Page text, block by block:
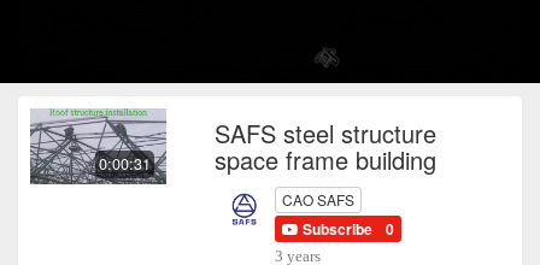
0:00:31
SAFS steel structure
space frame building
CAO SAFS
Subscribe 0
3 years